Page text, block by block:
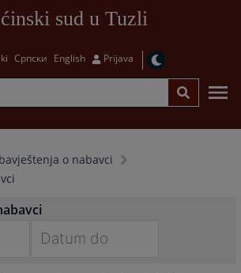
sud u Tuzli
Српски English Prijava
o nabavci